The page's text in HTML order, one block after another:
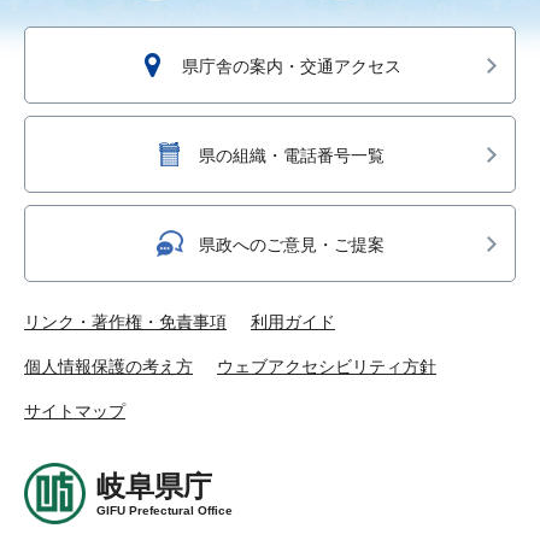
県庁舎の案内・交通アクセス
県の組織・電話番号一覧
県政へのご意見・ご提案
リンク・著作権・免責事項 利用ガイド
個人情報保護の考え方 ウェブアクセシビリティ方針
サイトマップ
岐阜県庁
GIFU Prefectural Office